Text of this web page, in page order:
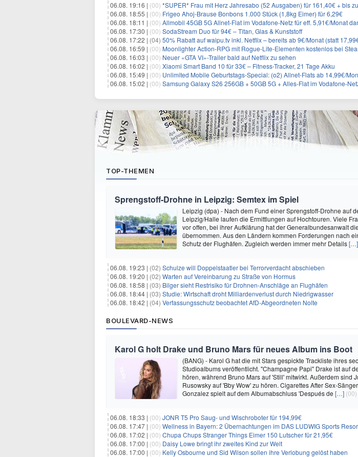
06.08. 19:16 | (00) *SUPER* Frau mit Herz Jahresabo (52 Ausgaben) für 161,40€ + bis
06.08. 18:55 | (00) Frigeo Ahoj-Brause Bonbons 1.000 Stück (1,8kg Eimer) für 6,29€
06.08. 18:11 | (00) Allmobil 45GB 5G Allnet-Flat im Vodafone-Netz für eff. 5,91€/Monat dank 50€
06.08. 17:30 | (00) SodaStream Duo für 94€ – Titan, Glas & Kunststoff
06.08. 17:22 | (04) 50% Rabatt auf waipu.tv inkl. Netflix – bereits ab 9€/Monat (statt
06.08. 16:59 | (00) Moonlighter Action-RPG mit Rogue-Lite-Elementen kostenlos bei
06.08. 16:03 | (00) Neuer «GTA VI»-Trailer bald auf Netflix zu sehen
06.08. 16:02 | (00) Xiaomi Smart Band 10 für 33€ – Fitness-Tracker, 21 Tage Akku
06.08. 15:49 | (00) Unlimited Mobile Geburtstags-Special: (o2) Allnet-Flats ab 14,99€/
06.08. 15:02 | (00) Samsung Galaxy S26 256GB + 50GB 5G + Alles-Flat im Vodafone-Netz für
TOP-THEMEN
Sprengstoff-Drohne in Leipzig: Semtex im Spiel
Leipzig (dpa) - Nach dem Fund einer Sprengstoff-Drohne auf
Leipzig/Halle laufen die Ermittlungen auf Hochtouren. Viele
vor offen, bei ihrer Aufklärung hat der Generalbundesanwalt
übernommen. Aus den Ländern kommen Forderungen nach
Schutz der Flughäfen. Zugleich werden immer mehr Details[…]
06.08. 19:23 | (02) Schulze will Doppelstaatler bei Terrorverdacht abschieben
06.08. 19:20 | (02) Warten auf Vereinbarung zu Straße von Hormus
06.08. 18:58 | (03) Bilger sieht Restrisiko für Drohnen-Anschläge an Flughäfen
06.08. 18:44 | (03) Studie: Wirtschaft droht Milliardenverlust durch Niedrigwasser
06.08. 18:42 | (04) Verfassungsschutz beobachtet AfD-Abgeordneten Nolte
BOULEVARD-NEWS
Karol G holt Drake und Bruno Mars für neues Album ins Boot
(BANG) - Karol G hat die mit Stars gespickte Trackliste ihres
Studioalbums veröffentlicht. "Champagne Papi" Drake ist auf
hören, während Bruno Mars auf 'Still' mitwirkt. Außerdem sind
Rusowsky auf 'Bby Wow' zu hören. Cigarettes After Sex-
Gonzalez spielt auf dem Albumabschluss 'Después de […] (00)
06.08. 18:33 | (00) JONR T5 Pro Saug- und Wischroboter für 194,99€
06.08. 17:47 | (00) Wellness in Bayern: 2 Übernachtungen im DAS LUDWIG Sports Resort inkl. HP
06.08. 17:02 | (00) Chupa Chups Stranger Things Eimer 150 Lutscher für 21,95€
06.08. 17:00 | (00) Daisy Lowe bringt ihr zweites Kind zur Welt
06.08. 17:00 | (00) Kelly Osbourne und Sid Wilson sollen ihre Verlobung gelöst haben